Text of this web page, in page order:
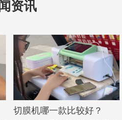
资讯
切膜机哪一款比较好？